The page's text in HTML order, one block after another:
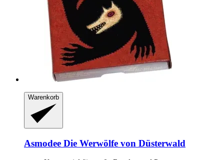
Warenkorb
Asmodee Die Werwölfe von Düsterwald